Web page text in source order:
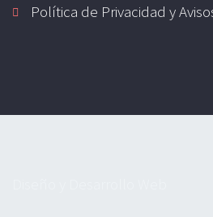
Política de Privacidad y